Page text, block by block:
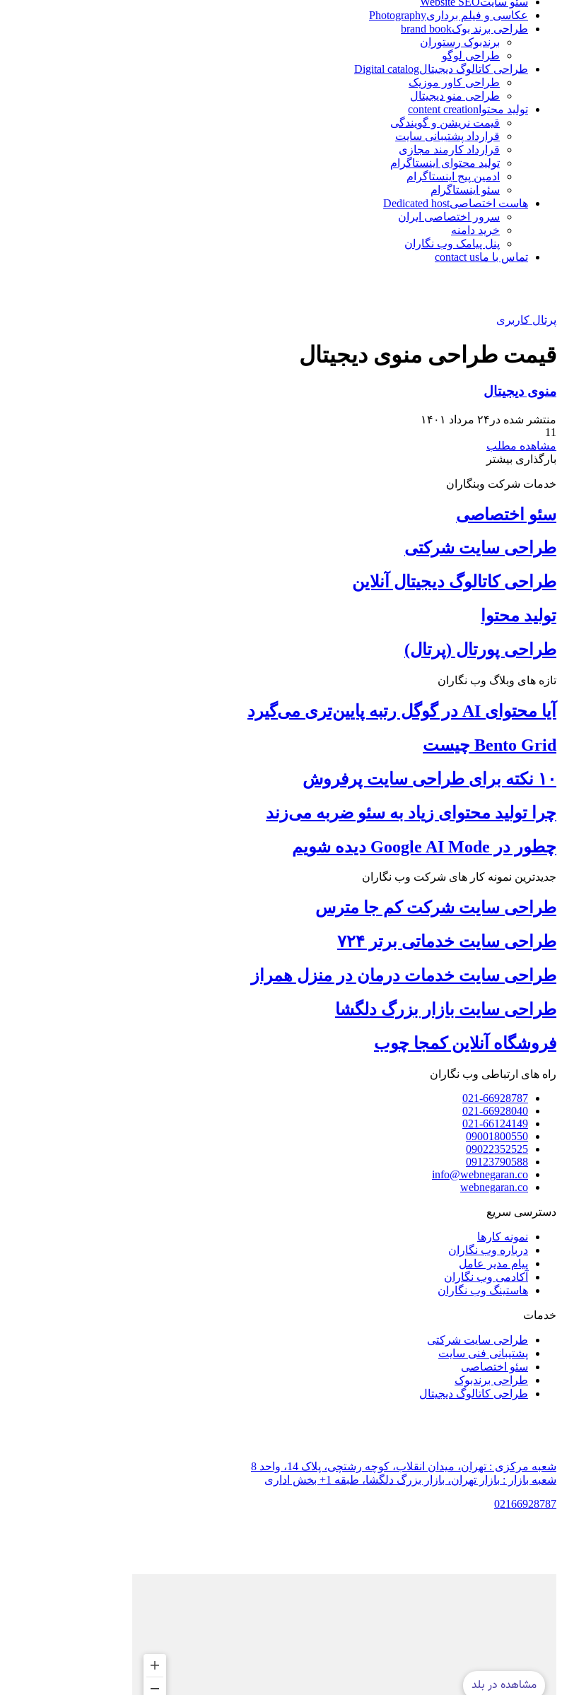
عکاسی و فیلم برداریPhotography
طراحی برند بوکbrand book
برندبوک رستوران
طراحی لوگو
طراحی کاتالوگ دیجیتالDigital catalog
طراحی کاور موزیک
طراحی منو دیجیتال
تولید محتوا content creation
قیمت نریشن و گویندگی
قرارداد پشتیبانی سایت
قرارداد کارمند مجازی
تولید محتوای اینستاگرام
ادمین پیج اینستاگرام
سئو اینستاگرام
هاست اختصاصیDedicated host
سرور اختصاصی ایران
خرید دامنه
پنل پیامک وب نگاران
تماس با ماcontact us
پرتال کاربری
قیمت طراحی منوی دیجیتال
منوی دیجیتال
منتشر شده در۲۴ مرداد ۱۴۰۱
11
مشاهده مطلب
بارگذاری بیشتر
خدمات شرکت وبنگاران
سئو اختصاصی
طراحی سایت شرکتی
طراحی کاتالوگ دیجیتال آنلاین
تولید محتوا
طراحی پورتال (پرتال)
تازه های وبلاگ وب نگاران
آیا محتوای AI در گوگل رتبه پایین‌تری می‌گیرد
Bento Grid چیست
۱۰ نکته برای طراحی سایت پرفروش
چرا تولید محتوای زیاد به سئو ضربه می‌زند
چطور در Google AI Mode دیده شویم
جدیدترین نمونه کار های شرکت وب نگاران
طراحی سایت شرکت کم جا مترس
طراحی سایت خدماتی برتر ۷۲۴
طراحی سایت خدمات درمان در منزل همراز
طراحی سایت بازار بزرگ دلگشا
فروشگاه آنلاین کمجا چوب
راه های ارتباطی وب نگاران
021-66928787
021-66928040
021-66124149
09001800550
09022352525
09123790588
info@webnegaran.co
webnegaran.co
دسترسی سریع
نمونه کارها
درباره وب نگاران
پیام مدیر عامل
آکادمی وب نگاران
هاستینگ وب نگاران
خدمات
طراحی سایت شرکتی
پشتیبانی فنی سایت
سئو اختصاصی
طراحی برندبوک
طراحی کاتالوگ دیجیتال
شعبه مرکزی : تهران، میدان انقلاب، کوچه رشتچی، پلاک 14، واحد 8
شعبه بازار : بازار تهران، بازار بزرگ دلگشا، طبقه 1+ بخش اداری
02166928787